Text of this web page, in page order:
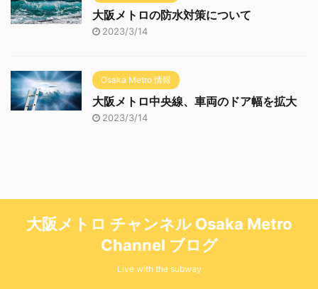
大阪メトロの防水対策について
2023/3/14
Osaka Metro 情報
大阪メトロ中央線、車両のドア幅を拡大
2023/3/14
大阪メトロ チャンネル Osaka Metro
Channel ブログ
Live with the subway